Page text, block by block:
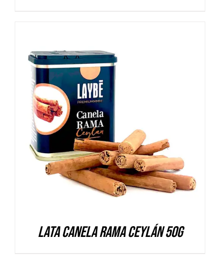
DETALLES
Lata Canela rama Ceylán 50g